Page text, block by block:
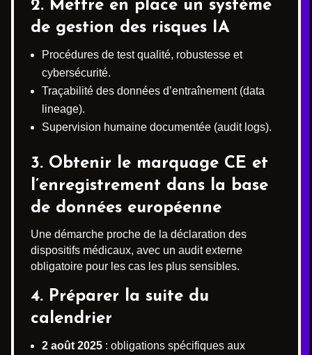
2. Mettre en place un système
de gestion des risques IA
Procédures de test qualité, robustesse et
cybersécurité.
Traçabilité des données d’entraînement (data
lineage).
Supervision humaine documentée (audit logs).
3. Obtenir le marquage CE et
l’enregistrement dans la base
de données européenne
Une démarche proche de la déclaration des
dispositifs médicaux, avec un audit externe
obligatoire pour les cas les plus sensibles.
4. Préparer la suite du
calendrier
2 août 2025 : obligations spécifiques aux